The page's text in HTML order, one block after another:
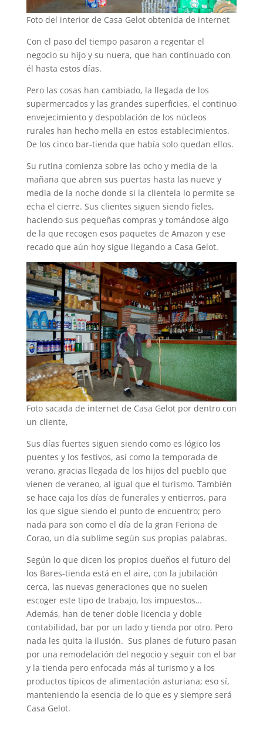
Foto del interior de Casa Gelot obtenida de internet
Con el paso del tiempo pasaron a regentar el
negocio su hijo y su nuera, que han continuado con
él hasta estos días.
Pero las cosas han cambiado, la llegada de los
supermercados y las grandes superficies, el continuo
envejecimiento y despoblación de los núcleos
rurales han hecho mella en estos establecimientos.
De los cinco bar-tienda que había solo quedan ellos.
Su rutina comienza sobre las ocho y media de la
mañana que abren sus puertas hasta las nueve y
media de la noche donde si la clientela lo permite se
echa el cierre. Sus clientes siguen siendo fieles,
haciendo sus pequeñas compras y tomándose algo
de la que recogen esos paquetes de Amazon y ese
recado que aún hoy sigue llegando a Casa Gelot.
Foto sacada de internet de Casa Gelot por dentro con
un cliente,
Sus días fuertes siguen siendo como es lógico los
puentes y los festivos, así como la temporada de
verano, gracias llegada de los hijos del pueblo que
vienen de veraneo, al igual que el turismo. También
se hace caja los días de funerales y entierros, para
los que sigue siendo el punto de encuentro; pero
nada para son como el día de la gran Feriona de
Corao, un día sublime según sus propias palabras.
Según lo que dicen los propios dueños el futuro del
los Bares-tienda está en el aire, con la jubilación
cerca, las nuevas generaciones que no suelen
escoger este tipo de trabajo, los impuestos…
Además, han de tener doble licencia y doble
contabilidad, bar por un lado y tienda por otro. Pero
nada les quita la ilusión. Sus planes de futuro pasan
por una remodelación del negocio y seguir con el bar
y la tienda pero enfocada más al turismo y a los
productos típicos de alimentación asturiana; eso sí,
manteniendo la esencia de lo que es y siempre será
Casa Gelot.